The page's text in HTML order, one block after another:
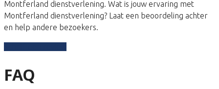
Montferland dienstverlening. Wat is jouw ervaring met
Montferland dienstverlening? Laat een beoordeling achter
en help andere bezoekers.
FAQ